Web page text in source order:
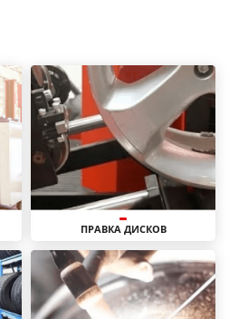
ПРАВКА ДИСКОВ